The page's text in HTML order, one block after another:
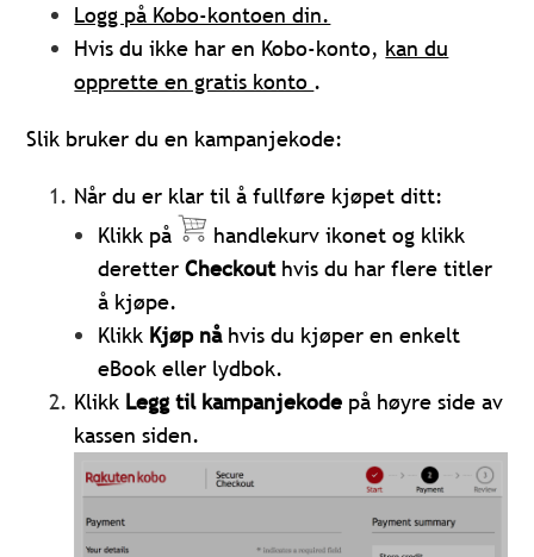
Logg på Kobo-kontoen din.
Hvis du ikke har en Kobo-konto, kan du
opprette en gratis konto .
Slik bruker du en kampanjekode:
Når du er klar til å fullføre kjøpet ditt:
Klikk på
handlekurv ikonet og klikk
deretterCheckout hvis du har flere titler
å kjøpe.
Klikk Kjøp nå hvis du kjøper en enkelt
eBook eller lydbok.
Klikk Legg til kampanjekode på høyre side av
kassen siden.